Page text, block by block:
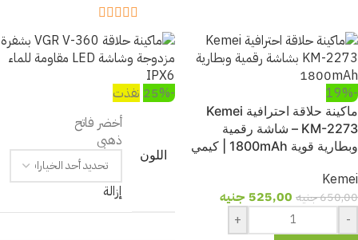
5
out of 5
-19%
ماكينة حلاقة احترافية Kemei
KM-2273 – شاشة رقمية
وبطارية قوية 1800mAh | كيمي
Kemei
650,00جنيه 525,00 جنيه
-
+
-25% نفذت
اللون
أخضر فاتح
ذهبى
إزالة